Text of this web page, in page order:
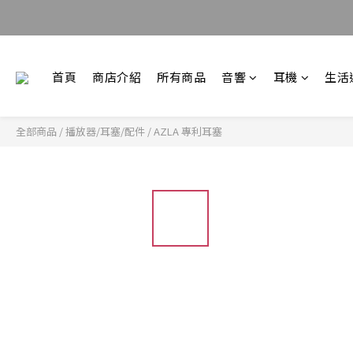
首頁 商店介紹 所有商品 音響 耳機 生活
全部商品 /播放器/耳塞/配件 /AZLA 專利耳塞